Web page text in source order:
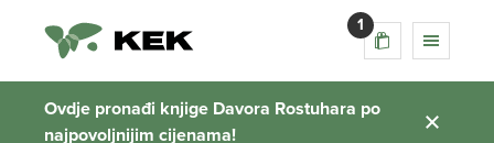
1
Ovdje pronađi knjige Davora Rostuhara po
najpovoljnijim cijenama!
gornji grad